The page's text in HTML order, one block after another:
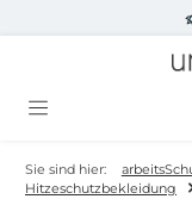
Zum Hauptinhalt
Sie sind hier:
Hitzeschutzbekleidung